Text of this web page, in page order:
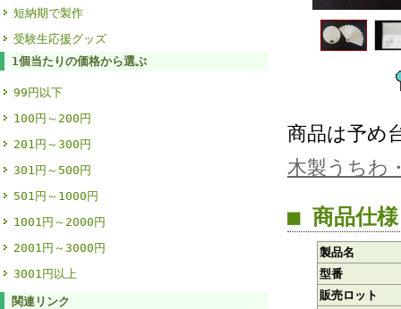
短納期で製作
受験生応援グッズ
1個当たりの価格から選ぶ
99円以下
100円～200円
201円～300円
301円～500円
501円～1000円
1001円～2000円
2001円～3000円
3001円以上
関連リンク
商品は予め
木製うちわ
■ 商品仕様
製品名
型番
販売ロット